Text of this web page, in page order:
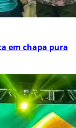
em chapa pura